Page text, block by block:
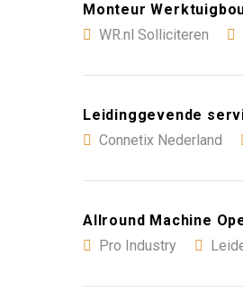
Monteur
WR.nl Solliciteren
Leidinggevende
Connetix Nederland
Allround Machine
Pro Industry